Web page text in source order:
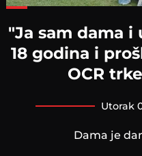
"Ja sam dama
18 godina i
OCR
utorak
Dama je